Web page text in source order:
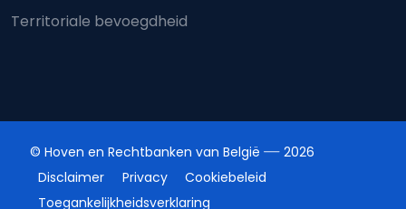
Territoriale bevoegdheid
© Hoven en Rechtbanken van België
2026
Disclaimer
Privacy
Cookiebeleid
Toegankelijkheidsverklaring